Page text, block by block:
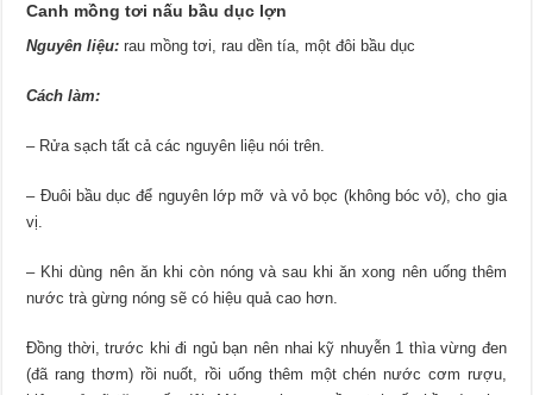
Canh mồng tơi nấu bầu dục lợn
Nguyên liệu: rau mồng tơi, rau dền tía, một đôi bầu dục
Cách làm:
– Rửa sạch tất cả các nguyên liệu nói trên.
– Đuôi bầu dục để nguyên lớp mỡ và vỏ bọc (không bóc vỏ), cho gia
vị.
– Khi dùng nên ăn khi còn nóng và sau khi ăn xong nên uống thêm
nước trà gừng nóng sẽ có hiệu quả cao hơn.
Đồng thời, trước khi đi ngủ bạn nên nhai kỹ nhuyễn 1 thìa vừng đen
(đã rang thơm) rồi nuốt, rồi uống thêm một chén nước cơm rượu,